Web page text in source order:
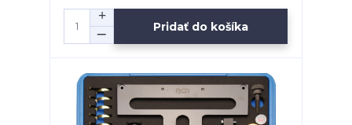
Pridať do košíka